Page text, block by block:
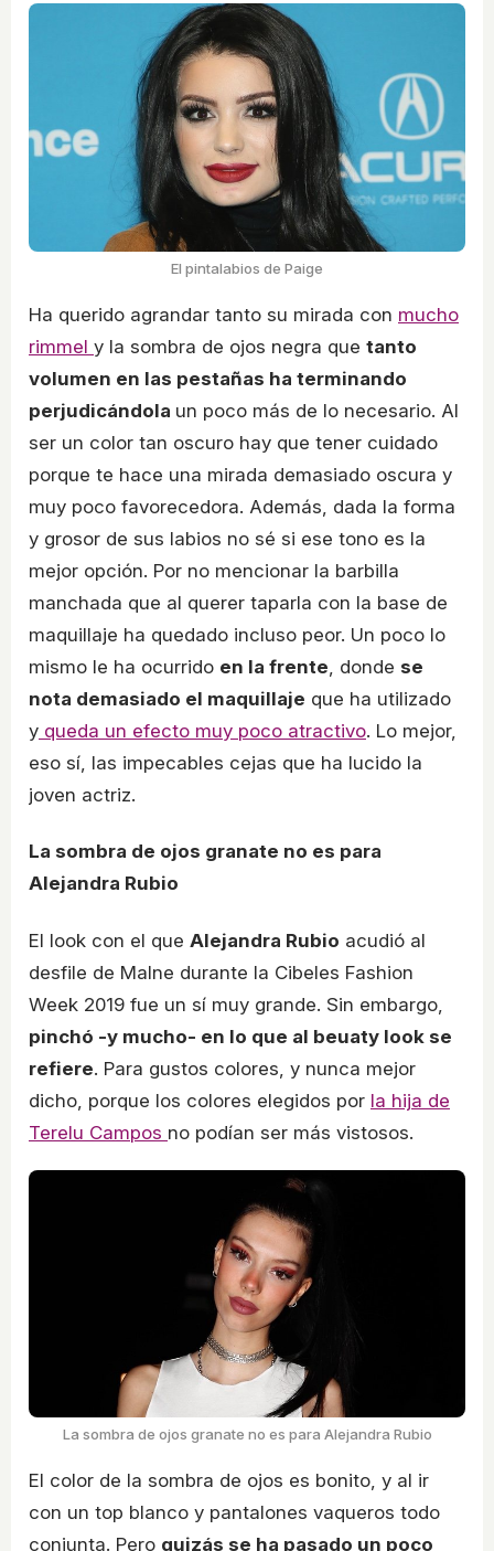
El pintalabios de Paige
Ha querido agrandar tanto su mirada con mucho
rimmel y la sombra de ojos negra que tanto
volumen en las pestañas ha terminando
perjudicándola un poco más de lo necesario. Al
ser un color tan oscuro hay que tener cuidado
porque te hace una mirada demasiado oscura y
muy poco favorecedora. Además, dada la forma
y grosor de sus labios no sé si ese tono es la
mejor opción. Por no mencionar la barbilla
manchada que al querer taparla con la base de
maquillaje ha quedado incluso peor. Un poco lo
mismo le ha ocurrido en la frente , donde se
nota demasiado el maquillaje que ha utilizado
y queda un efecto muy poco atractivo. Lo mejor,
eso sí, las impecables cejas que ha lucido la
joven actriz.
La sombra de ojos granate no es para
Alejandra Rubio
El look con el que Alejandra Rubio acudió al
desfile de Malne durante la Cibeles Fashion
Week 2019 fue un sí muy grande. Sin embargo,
pinchó -y mucho- en lo que al beuaty look se
refiere. Para gustos colores, y nunca mejor
dicho, porque los colores elegidos por la hija de
Terelu Campos no podían ser más vistosos.
La sombra de ojos granate no es para Alejandra Rubio
El color de la sombra de ojos es bonito, y al ir
con un top blanco y pantalones vaqueros todo
conjunta. Pero quizás se ha pasado un poco